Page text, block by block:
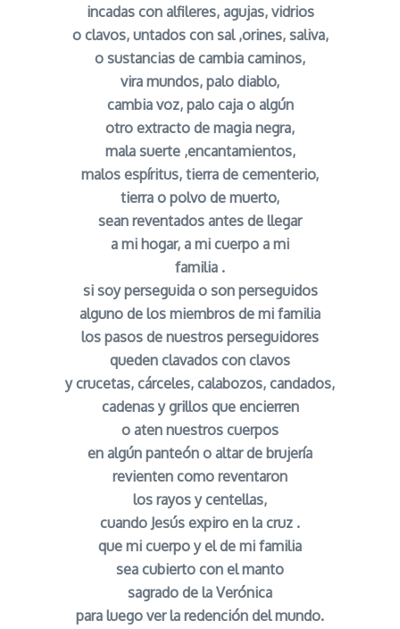
incadas con alfileres, agujas, vidrios
o clavos, untados con sal ,orines, saliva,
o sustancias de cambia caminos,
vira mundos, palo diablo,
cambia voz, palo caja o algún
otro extracto de magia negra,
mala suerte ,encantamientos,
malos espíritus, tierra de cementerio,
tierra o polvo de muerto,
sean reventados antes de llegar
a mi hogar, a mi cuerpo a mi
familia .
si soy perseguida o son perseguidos
alguno de los miembros de mi familia
los pasos de nuestros perseguidores
queden clavados con clavos
y crucetas, cárceles, calabozos, candados,
cadenas y grillos que encierren
o aten nuestros cuerpos
en algún panteón o altar de brujería
revienten como reventaron
los rayos y centellas,
cuando Jesús expiro en la cruz .
que mi cuerpo y el de mi familia
sea cubierto con el manto
sagrado de la Verónica
para luego ver la redención del mundo.